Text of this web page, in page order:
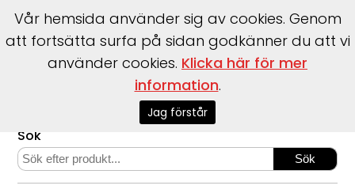
Bränsleceller>Manualer och Faktablad
Sök
Vår hemsida använder sig av cookies. Genom
att fortsätta surfa på sidan godkänner du att vi
använder cookies. Klicka här för mer
information.
Jag förstår